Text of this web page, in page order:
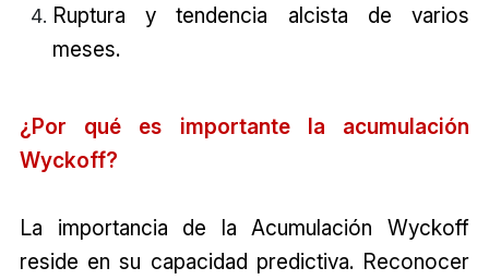
Ruptura y tendencia alcista de varios
meses.
¿Por qué es importante la acumulación
Wyckoff?
La importancia de la Acumulación Wyckoff
reside en su capacidad predictiva. Reconocer